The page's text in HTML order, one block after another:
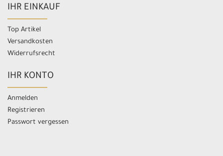
IHR EINKAUF
Top Artikel
Versandkosten
Widerrufsrecht
IHR KONTO
Anmelden
Registrieren
Passwort vergessen